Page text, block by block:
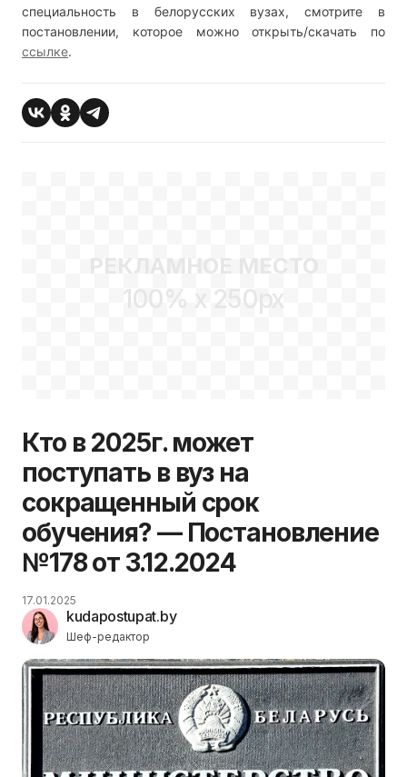
специальность в белорусских вузах, смотрите в
постановлении, которое можно открыть/скачать по
ссылке.
РЕКЛАМНОЕ МЕСТО
100% x 250px
Кто в 2025г. может
поступать в вуз на
сокращенный срок
обучения? — Постановление
№178 от 3.12.2024
kudapostupat.by
Шеф-редактор
17.01.2025